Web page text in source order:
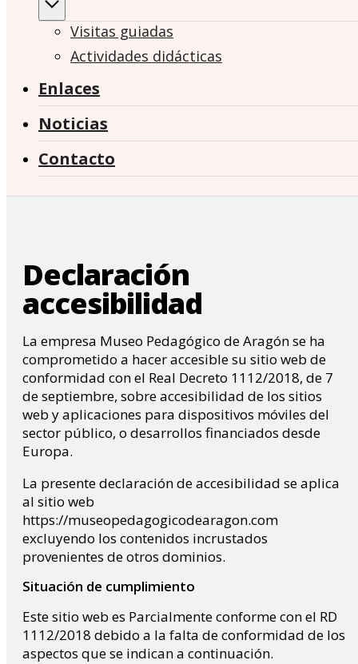
Visitas guiadas
Actividades didácticas
Enlaces
Noticias
Contacto
Declaración
accesibilidad
La empresa Museo Pedagógico de Aragón se ha
comprometido a hacer accesible su sitio web de
conformidad con el Real Decreto 1112/2018, de 7
de septiembre, sobre accesibilidad de los sitios
web y aplicaciones para dispositivos móviles del
sector público, o desarrollos financiados desde
Europa.
La presente declaración de accesibilidad se aplica
al sitio web
https://museopedagogicodearagon.com
excluyendo los contenidos incrustados
provenientes de otros dominios.
Situación de cumplimiento
Este sitio web es Parcialmente conforme con el RD
1112/2018 debido a la falta de conformidad de los
aspectos que se indican a continuación.